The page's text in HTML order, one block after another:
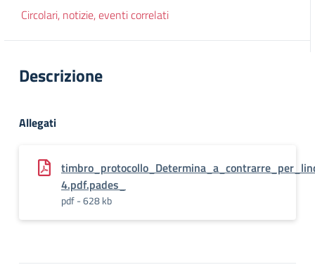
Circolari, notizie, eventi correlati
Descrizione
Allegati
4.pdf.pades_
pdf - 628 kb